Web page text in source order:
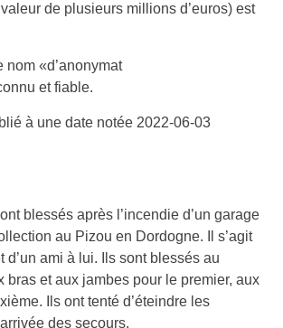
de plusieurs millions d’euros) est
«d’anonymat
et fiable.
à une date notée 2022-06-03
blessés après l’incendie d’un garage
au Pizou en Dordogne. Il s’agit
d’un ami à lui. Ils sont blessés au
bras et aux jambes pour le premier, aux
Ils ont tenté d’éteindre les
des secours.